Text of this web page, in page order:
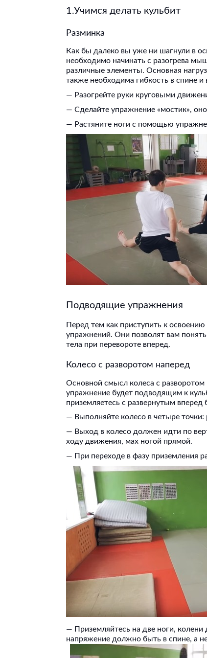
1.Учимся делать кульбит
Разминка
Как бы далеко вы уже ни шагнули в
необходимо начинать с разогрева
различные элементы. Основная
также необходима гибкость в спине и
— Разогрейте руки круговыми
— Сделайте упражнение «мостик»,
— Растяните ноги с помощью
Подводящие упражнения
Перед тем как приступить к
упражнений. Они позволят вам понять
тела при перевороте вперед.
Колесо с разворотом наперед
Основной смысл колеса с
упражнение будет подводящим к
приземляетесь с развернутым вперед
— Выполняйте колесо в четыре
— Выход в колесо должен идти по
ходу движения, мах ногой прямой.
— При переходе в фазу приземления
— Приземляйтесь на две ноги,
напряжение должно быть в спине, а